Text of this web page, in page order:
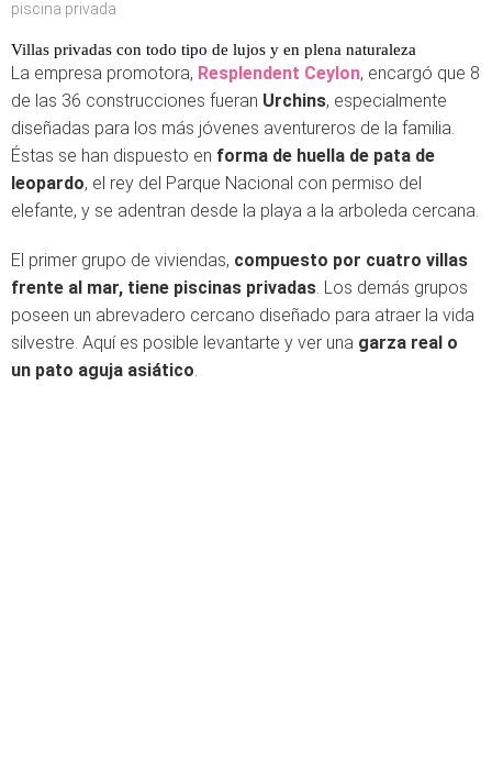
piscina privada
Villas privadas con todo tipo de lujos y en plena naturaleza
La empresa promotora, Resplendent Ceylon, encargó que 8
de las 36 construcciones fueran Urchins, especialmente
diseñadas para los más jóvenes aventureros de la familia.
Éstas se han dispuesto en forma de huella de pata de
leopardo, el rey del Parque Nacional con permiso del
elefante, y se adentran desde la playa a la arboleda cercana.
El primer grupo de viviendas, compuesto por cuatro villas
frente al mar, tiene piscinas privadas. Los demás grupos
poseen un abrevadero cercano diseñado para atraer la vida
silvestre. Aquí es posible levantarte y ver una garza real o
un pato aguja asiático.